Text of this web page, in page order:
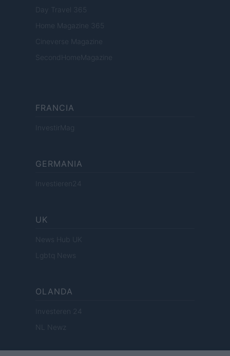
Day Travel 365
Home Magazine 365
Cineverse Magazine
SecondHomeMagazine
FRANCIA
InvestirMag
GERMANIA
Investieren24
UK
News Hub UK
Lgbtq News
OLANDA
Investeren 24
NL Newz